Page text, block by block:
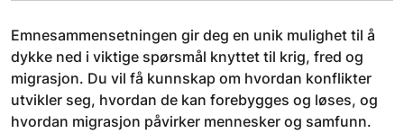
Emnesammensetningen gir deg en unik mulighet til å
dykke ned i viktige spørsmål knyttet til krig, fred og
migrasjon. Du vil få kunnskap om hvordan konflikter
utvikler seg, hvordan de kan forebygges og løses, og
hvordan migrasjon påvirker mennesker og samfunn.